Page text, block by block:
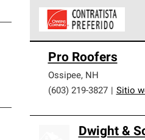
cumplen con altos
Pro Roofers
Ossipee, NH
(603) 219-3827
Sitio
Dwight &